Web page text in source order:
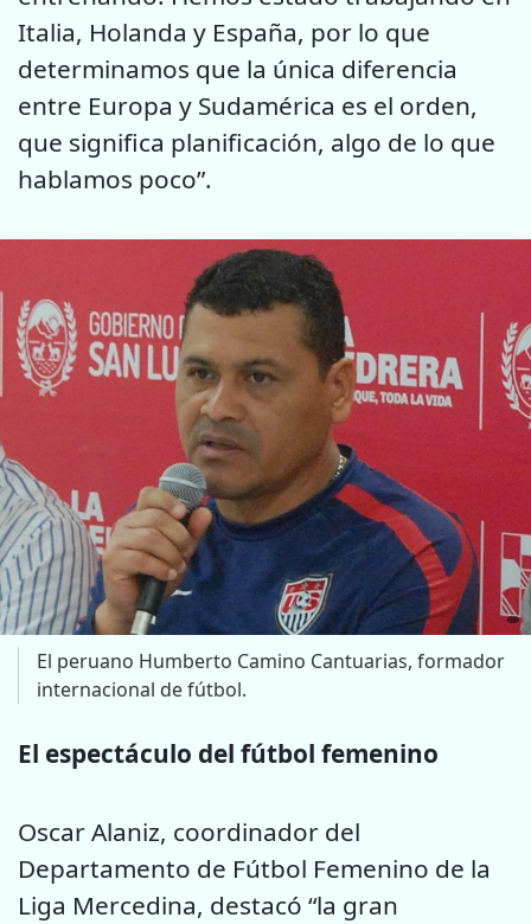
Italia, Holanda y España, por lo que
determinamos que la única diferencia
entre Europa y Sudamérica es el orden,
que significa planificación, algo de lo que
hablamos poco”.
El peruano Humberto Camino Cantuarias, formador
internacional de fútbol.
El espectáculo del fútbol femenino
Oscar Alaniz, coordinador del
Departamento de Fútbol Femenino de la
Liga Mercedina, destacó “la gran